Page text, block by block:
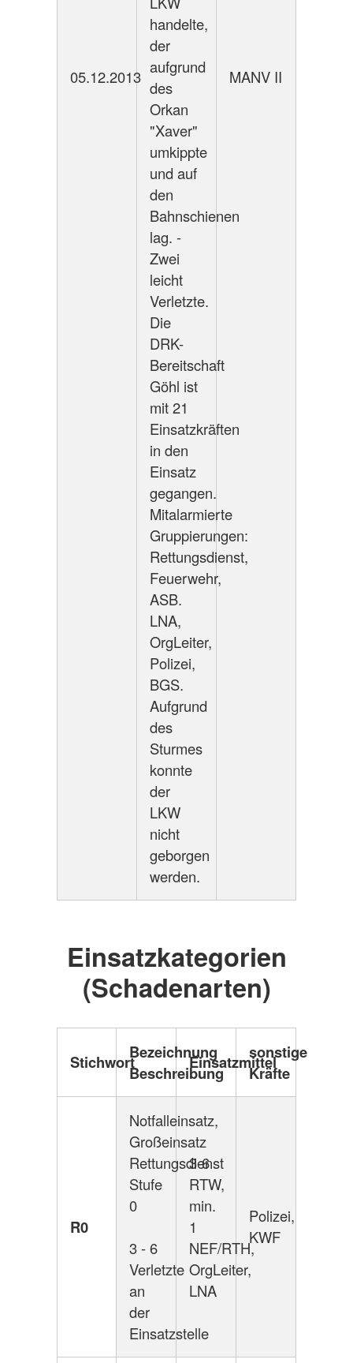
05.12.2013
handelte,
der
aufgrund
des
Orkan
"Xaver"
umkippte
und auf
den
Bahnschienen
lag. -
Zwei
leicht
Verletzte.
Die
DRK-
Bereitschaft
Göhl ist
mit 21
Einsatzkräften
in den
Einsatz
gegangen.
Mitalarmierte
Gruppierungen:
Rettungsdienst,
Feuerwehr,
ASB.
LNA,
OrgLeiter,
Polizei,
BGS.
Aufgrund
des
Sturmes
konnte
der
LKW
nicht
geborgen
werden.
MANV II
Einsatzkategorien
(Schadenarten)
StichwortBezeichnung
Beschreibung
Einsatzmittelsonstige
Kräfte
R0
Notfalleinsatz,
Großeinsatz
Rettungsdienst
Stufe
0
3 - 6
Verletzte
an
der
Einsatzstelle
3-6
RTW,
min.
1
NEF/RTH,
OrgLeiter,
LNA
Polizei,
KWF